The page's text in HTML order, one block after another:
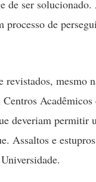
de ser
de
revistados, mesmo
Acadêmicos
deveriam permitir
Assaltos e estupros